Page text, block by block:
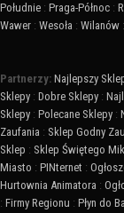
Południe : Praga-Północ :
Wawer : Wesoła : Wilanów :
Partnerzy: Najlepszy
Sklepy : Dobre Sklepy :
Sklepy : Polecane Sklepy :
Zaufania : Sklep Godny
Sklep : Sklep Świętego
Miasto : PINternet :
Hurtownia Animatora :
: Firmy Regionu : Płyn do